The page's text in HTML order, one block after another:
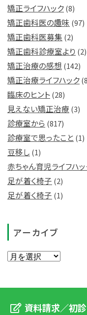
矯正ライフハック(8)
矯正歯科医の趣味 (97)
矯正歯科医募集 (2)
矯正歯科診療室より (2)
矯正治療の感想 (142)
矯正治療ライフハック
臨床のヒント(28)
見えない矯正治療 (3)
診療室から (817)
診療室で思ったこと (1)
豆移し (1)
赤ちゃん育児ライフハ
足が着く椅子 (2)
足が着く椅子 (1)
アーカイブ
資料請求／初